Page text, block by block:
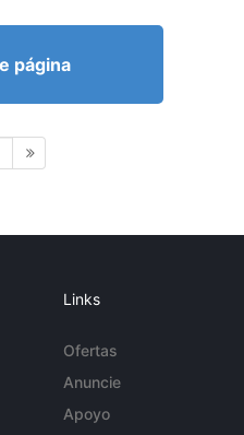
página
Links
Ofertas
Anuncie
Apoyo